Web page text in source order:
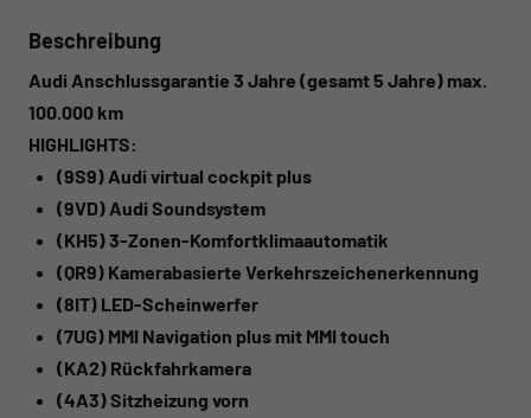
Beschreibung
Audi Anschlussgarantie 3 Jahre (gesamt 5 Jahre) max.
100.000 km
HIGHLIGHTS:
(9S9) Audi virtual cockpit plus
(9VD) Audi Soundsystem
(KH5) 3-Zonen-Komfortklimaautomatik
(QR9) Kamerabasierte Verkehrszeichenerkennung
(8IT) LED-Scheinwerfer
(7UG) MMI Navigation plus mit MMI touch
(KA2) Rückfahrkamera
(4A3) Sitzheizung vorn